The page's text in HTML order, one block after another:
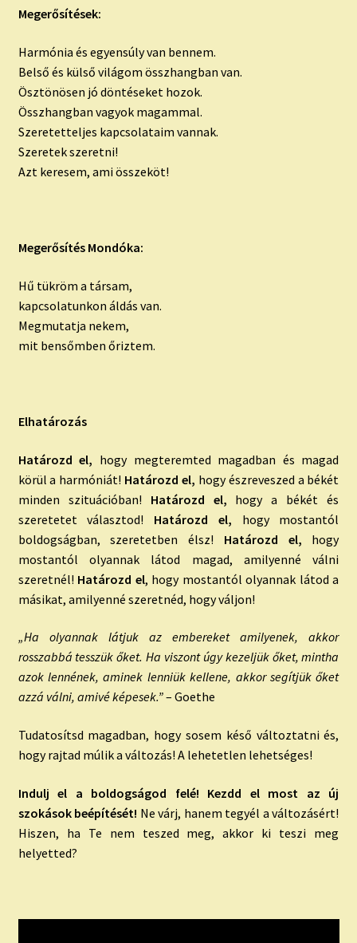
Megerősítések:
Harmónia és egyensúly van bennem.
Belső és külső világom összhangban van.
Ösztönösen jó döntéseket hozok.
Összhangban vagyok magammal.
Szeretetteljes kapcsolataim vannak.
Szeretek szeretni!
Azt keresem, ami összeköt!
Megerősítés Mondóka:
Hű tükröm a társam,
kapcsolatunkon áldás van.
Megmutatja nekem,
mit bensőmben őriztem.
Elhatározás
Határozd el, hogy megteremted magadban és magad
körül a harmóniát! Határozd el, hogy észreveszed a békét
minden szituációban! Határozd el, hogy a békét és
szeretetet választod! Határozd el, hogy mostantól
boldogságban, szeretetben élsz! Határozd el, hogy
mostantól olyannak látod magad, amilyenné válni
szeretnél! Határozd el, hogy mostantól olyannak látod a
másikat, amilyenné szeretnéd, hogy váljon!
„Ha olyannak látjuk az embereket amilyenek, akkor
rosszabbá tesszük őket. Ha viszont úgy kezeljük őket, mintha
azok lennének, aminek lenniük kellene, akkor segítjük őket
azzá válni, amivé képesek.”– Goethe
Tudatosítsd magadban, hogy sosem késő változtatni és,
hogy rajtad múlik a változás! A lehetetlen lehetséges!
Indulj el a boldogságod felé! Kezdd el most az új
szokások beépítését! Ne várj, hanem tegyél a változásért!
Hiszen, ha Te nem teszed meg, akkor ki teszi meg
helyetted?